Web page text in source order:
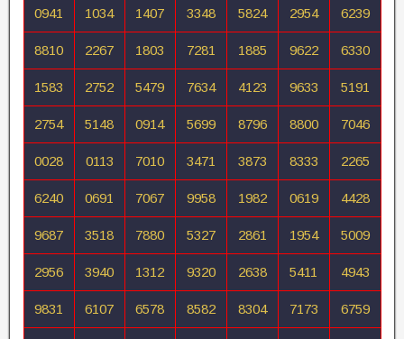
0941 1034 1407 3348 5824 2954 6239
8810 2267 1803 7281 1885 9622 6330
1583 2752 5479 7634 4123 9633 5191
2754 5148 0914 5699 8796 8800 7046
0028 0113 7010 3471 3873 8333 2265
6240 0691 7067 9958 1982 0619 4428
9687 3518 7880 5327 2861 1954 5009
2956 3940 1312 9320 2638 5411 4943
9831 6107 6578 8582 8304 7173 6759